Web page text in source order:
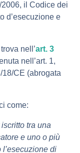
il Codice dei
d’esecuzione e
nell’art. 3
nell’art. 1,
CE (abrogata
come:
tra una
e uno o più
di